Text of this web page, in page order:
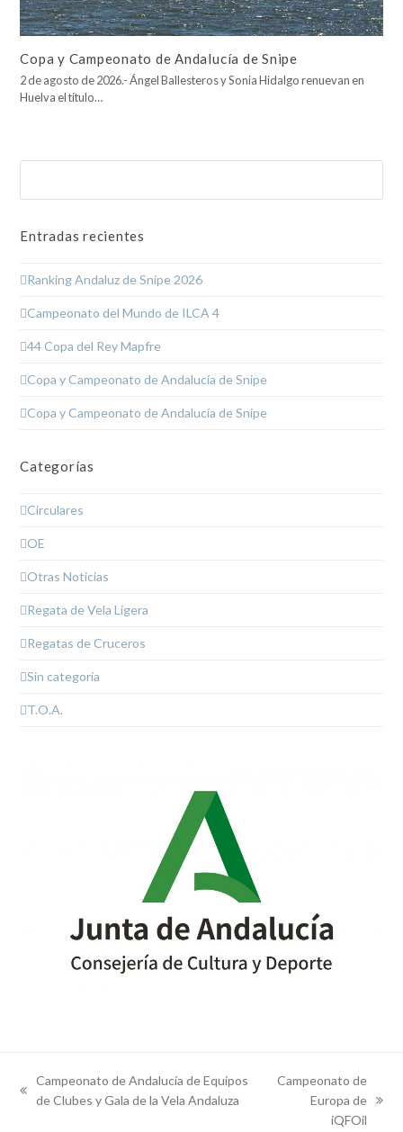
Copa y Campeonato de Andalucía de Snipe
2 de agosto de 2026.- Ángel Ballesteros y Sonia Hidalgo renuevan en
Huelva el título…
Entradas recientes
Ranking Andaluz de Snipe 2026
Campeonato del Mundo de ILCA 4
44 Copa del Rey Mapfre
Copa y Campeonato de Andalucía de Snipe
Copa y Campeonato de Andalucía de Snipe
Categorías
Circulares
OE
Otras Noticias
Regata de Vela Ligera
Regatas de Cruceros
Sin categoría
T.O.A.
previous
Campeonato de Andalucía de Equipos
de Clubes y Gala de la Vela Andaluza
Campeonato de
Europa de
iQFOil